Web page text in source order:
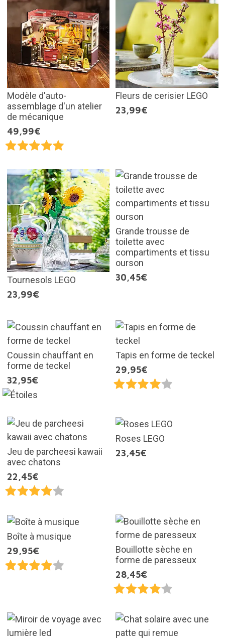
Modèle d'auto-
assemblage d'un atelier
de mécanique
49,99€
Fleurs de cerisier LEGO
23,99€
Tournesols LEGO
23,99€
Grande trousse de
toilette avec
compartiments et tissu
ourson
30,45€
Coussin chauffant en
forme de teckel
32,95€
Tapis en forme de teckel
29,95€
Jeu de parcheesi kawaii
avec chatons
22,45€
Roses LEGO
23,45€
Boîte à musique
29,95€
Bouillotte sèche en
forme de paresseux
28,45€